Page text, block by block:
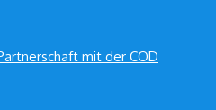
mit der COD